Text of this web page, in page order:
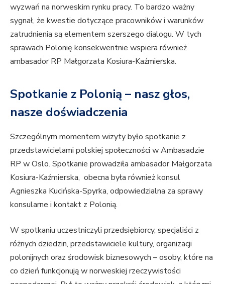
wyzwań na norweskim rynku pracy. To bardzo ważny
sygnał, że kwestie dotyczące pracowników i warunków
zatrudnienia są elementem szerszego dialogu. W tych
sprawach Polonię konsekwentnie wspiera również
ambasador RP Małgorzata Kosiura-Kaźmierska.
Spotkanie z Polonią – nasz głos,
nasze doświadczenia
Szczególnym momentem wizyty było spotkanie z
przedstawicielami polskiej społeczności w Ambasadzie
RP w Oslo. Spotkanie prowadziła ambasador Małgorzata
Kosiura-Kaźmierska, obecna była również konsul
Agnieszka Kucińska-Spyrka, odpowiedzialna za sprawy
konsularne i kontakt z Polonią.
W spotkaniu uczestniczyli przedsiębiorcy, specjaliści z
różnych dziedzin, przedstawiciele kultury, organizacji
polonijnych oraz środowisk biznesowych – osoby, które na
co dzień funkcjonują w norweskiej rzeczywistości